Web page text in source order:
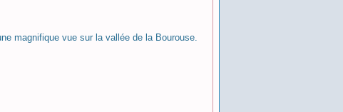
magnifique vue sur la vallée de la Bourouse.